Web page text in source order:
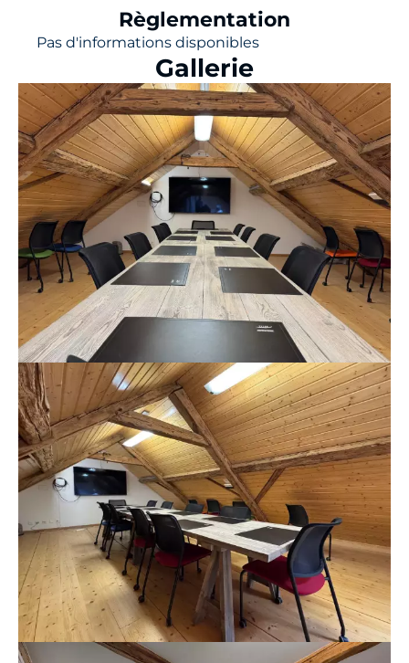
Règlementation
Pas d'informations disponibles
Gallerie